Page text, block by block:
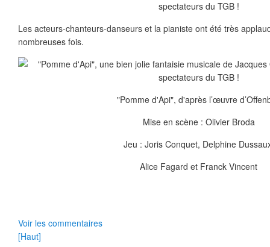
Les acteurs-chanteurs-danseurs et la pianiste ont été très
nombreuses fois.
"Pomme d'Api", d'après l’œuvre
Mise en scène : Olivier Broda
Jeu : Joris Conquet, Delphine
Alice Fagard et Franck Vincent
Voir les commentaires
[Haut]